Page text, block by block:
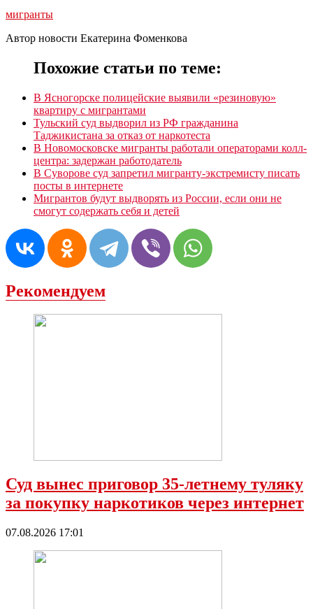
мигранты
Автор новости Екатерина Фоменкова
Похожие статьи по теме:
В Ясногорске полицейские выявили «резиновую»
квартиру с мигрантами
Тульский суд выдворил из РФ гражданина
Таджикистана за отказ от наркотеста
В Новомосковске мигранты работали операторами колл-
центра: задержан работодатель
В Суворове суд запретил мигранту-экстремисту писать
посты в интернете
Мигрантов будут выдворять из России, если они не
смогут содержать себя и детей
Рекомендуем
Суд вынес приговор 35-летнему туляку
за покупку наркотиков через интернет
07.08.2026 17:01